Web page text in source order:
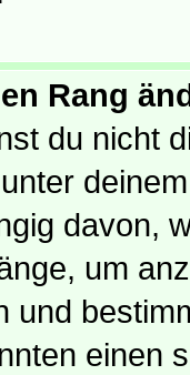
Rang
du nicht
davon,
um
und
einen